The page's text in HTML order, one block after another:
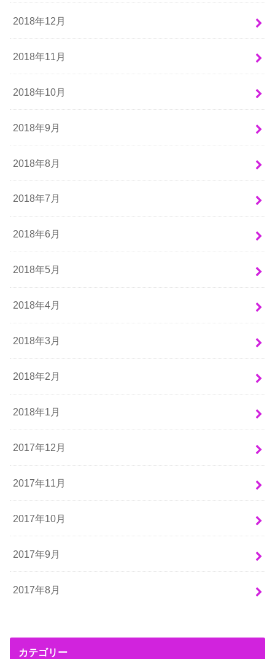
2018年12月
2018年11月
2018年10月
2018年9月
2018年8月
2018年7月
2018年6月
2018年5月
2018年4月
2018年3月
2018年2月
2018年1月
2017年12月
2017年11月
2017年10月
2017年9月
2017年8月
カテゴリー